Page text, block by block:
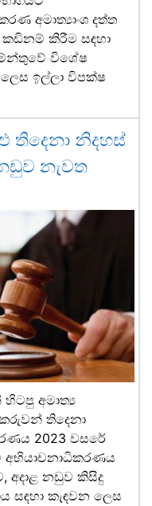
අමාත්‍යාංශ දත්ත
කිරීම සඳහා
විශේෂ
ඉල්ලා විපක්ෂ
තිදෙනා නිදහස්
නැවත
අමාත්‍ය
තිදෙනා
2023 වසරේ
අභියාචනාධිකරණය
අදාළ නඩුව කිසිදු
සඳහා කැඳවන ලෙස